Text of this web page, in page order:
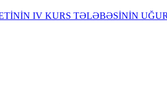
IV KURS TƏLƏBƏSİNİN